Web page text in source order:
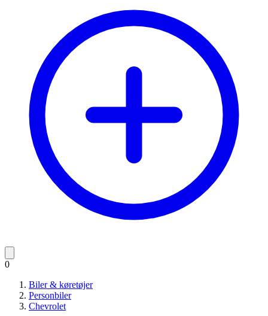
0
Biler & køretøjer
Personbiler
Chevrolet